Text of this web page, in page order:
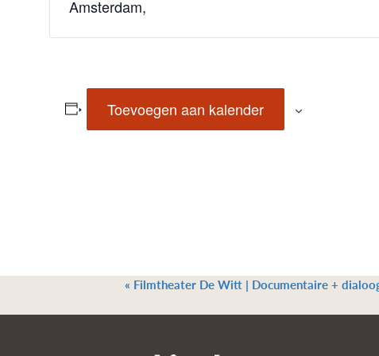
Amsterdam,
Toevoegen aan kalender
« Filmtheater De Witt | Documentaire + dialoog